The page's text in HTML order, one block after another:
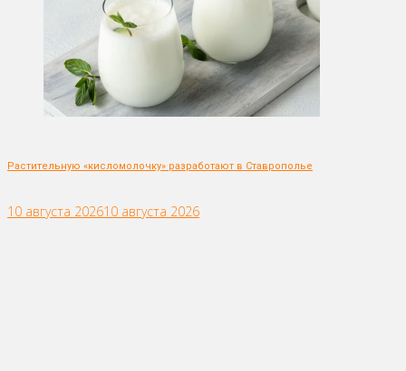
Растительную «кисломолочку» разработают в Ставрополье
10 августа 202610 августа 2026